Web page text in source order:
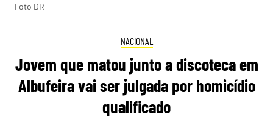
Foto DR
NACIONAL
Jovem que matou junto a discoteca em
Albufeira vai ser julgada por homicídio
qualificado